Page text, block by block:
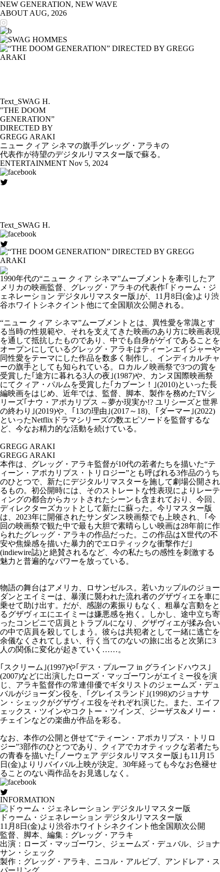
NEW GENERATION, NEW WAVE
ABOUT AUG, 2026
Text_SWAG H.
"THE DOOM
GENERATION”
DIRECTED BY
GREGG ARAKI
ニュー クィア シネマの旗手グレッグ・アラキの
代表作が待望のデジタルリマスター版で蘇る。
ENTERTAINMENT Nov 5, 2024
Text_SWAG H.
1990年代の“ニュー クィア シネマ”ムーブメントを牽引したア
メリカの映画監督、グレッグ・アラキの代表作｢ドゥーム・ジ
ェネレーション デジタルリマスター版｣が、11月8日(金)より渋
谷ホワイトシネクイント他にて全国順次公開される。
“ニュー クィア シネマ”ムーブメントとは、異性愛を常識とす
る当時の性規範や、それを支えてきた映画のあり方に映画表現
を通して抵抗したものであり、中でも自身がゲイであることを
オープンにしているグレッグ・アラキはティーンエイジャーや
同性愛をテーマにした作品を数多く制作し、インディカルチャ
ーの旗手としても知られている。ロカルノ映画祭で3つの賞を
受賞した｢途方に暮れる3人の夜｣(1987)や、カンヌ国際映画祭
にてクィア・パルムを受賞した｢カブーン！｣(2010)といった長
編映画をはじめ、近年では、監督、脚本、製作を務めたTVシ
リーズ｢ナウ・アポカリプス ～夢か現実か!? ユリシーズと世界
の終わり｣(2019)や、｢13の理由｣(2017～18)、｢ダーマー｣(2022)
といったNetflixドラマシリーズの数エピソードを監督するな
ど、今なお精力的な活動を続けている。
GREGG ARAKI
GREGG ARAKI
本作は、グレッグ・アラキ監督が10代の若者たちを描いた“テ
ィーン・アポカリプス・トリロジー”とも呼ばれる3作品のうち
のひとつで、新たにデジタルリマスターを施して劇場公開され
るもの。初公開時には、そのストレートな性表現によりレーテ
ィングの都合からカットされたシーンも含まれており、今回、
ディレクターズカットとして新たに蘇った。今リマスター版
は、2023年に開催されたサンダンス映画祭でも上映され、｢今
回の映画祭で観た中で最も大胆で素晴らしい映画は28年前に作
られたグレッグ・アラキの作品だった。この作品はX世代の不
安や焦燥感を描いた暴力的でエロティックな衝撃作だ｣
(indiewire誌)と絶賛されるなど、今の私たちの感性を刺激する
魅力と普遍的なパワーを放っている。
物語の舞台はアメリカ、ロサンゼルス。若いカップルのジョー
ダンとエイミーは、暴漢に襲われた流れ者のグザヴィエを車に
乗せて助け出す。だが、感謝の素振りもなく、粗暴な言動をと
るグザヴィエにエイミーは嫌悪感を抱く。しかし、途中立ち寄
ったコンビニで店員とトラブルになり、グザヴィエが揉み合い
の中で店員を殺してしまう。彼らは共犯者として一緒に逃亡を
余儀なくされてしまい、行く当てのないの旅に出ると次第に3
人の関係に変化が起きていく……。
｢スクリーム｣(1997)や｢デス・プルーフ in グラインドハウス｣
(2007)などに出演したローズ・マッゴーワンがエイミー役を演
じ、アラキ監督作の常連俳優でギタリストのジェームズ・デュ
バルがジョーダン役を、｢グレイスランド｣(1998)のジョナサ
ン・シェックがグザヴィエ役をそれぞれ演じた。また、エイフ
ェックス・ツインやコクトー・ツインズ、ジーザス&メリー・
チェインなどの楽曲が作品を彩る。
なお、本作の公開と併せて“ティーン・アポカリプス・トリロ
ジー”3部作のひとつであり、クィアでカオティックな若者たち
の青春を描いた｢ノーウェア デジタルリマスター版｣も11月15
日(金)よりリバイバル上映が決定。30年経っても今なお色褪せ
ることのない両作品をお見逃しなく。
INFORMATION
ドゥーム・ジェネレーション デジタルリマスター版
11月8日(金)より渋谷ホワイトシネクイント他全国順次公開
監督、脚本、編集：グレッグ・アラキ
出演：ローズ・マッゴーワン、ジェームズ・デュバル、ジョナ
サン・シェック
製作：グレッグ・アラキ、ニコル・アルビブ、アンドレア・ス